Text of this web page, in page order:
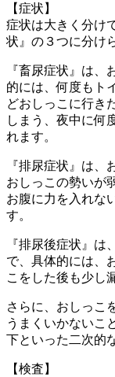
【症状】
症状は大きく分け
状』の３つに分け
『畜尿症状』は
的には、何度もト
どおしっこに行き
しまう、夜中に何
れます。
『排尿症状』は、
おしっこの勢いが
お腹に力を入れな
す。
『排尿後症状』
で、具体的には、
こをした後も少し
さらに、おしっこ
うまくいかないこ
下といった二次的
【検査】